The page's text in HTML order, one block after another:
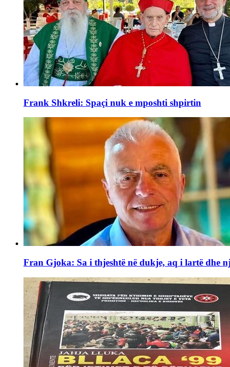
Frank Shkreli: Spaçi nuk e mposhti shpirtin
Fran Gjoka: Sa i thjeshtë në dukje, aq i lartë dhe